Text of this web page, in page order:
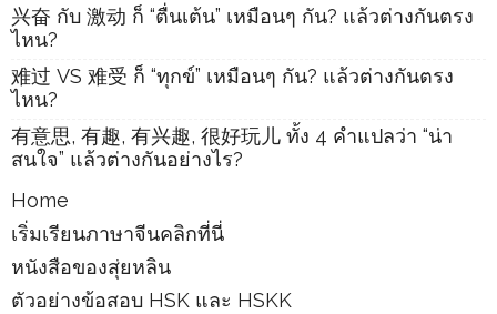
兴奋 กับ 激动 ก็ “ตื่นเต้น” เหมือนๆ กัน? แล้วต่างกันตรง
ไหน?
难过 VS 难受 ก็ “ทุกข์” เหมือนๆ กัน? แล้วต่างกันตรง
ไหน?
有意思, 有趣, 有兴趣, 很好玩儿 ทั้ง 4 คำแปลว่า “น่า
สนใจ” แล้วต่างกันอย่างไร?
Home
เริ่มเรียนภาษาจีนคลิกที่นี่
หนังสือของสุ่ยหลิน
ตัวอย่างข้อสอบ HSK และ HSKK